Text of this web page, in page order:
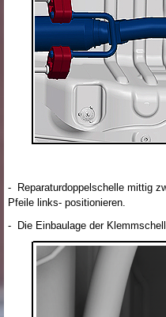
- Reparaturdoppelschelle mittig
Pfeile links- positionieren.
- Die Einbaulage der